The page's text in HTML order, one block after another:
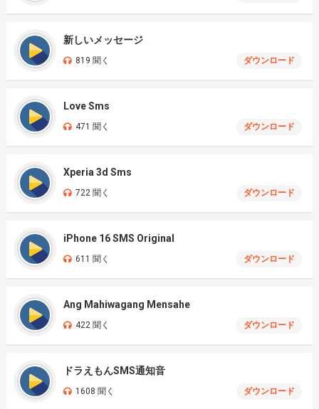
新しいメッセージ
819 聞く ダウンロード
Love Sms
471 聞く ダウンロード
Xperia 3d Sms
722 聞く ダウンロード
iPhone 16 SMS Original
611 聞く ダウンロード
Ang Mahiwagang Mensahe
422 聞く ダウンロード
ドラえもんSMS通知音
1608 聞く ダウンロード